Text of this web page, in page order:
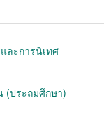
ละการนิเทศ - -
(ประถมศึกษา) - -